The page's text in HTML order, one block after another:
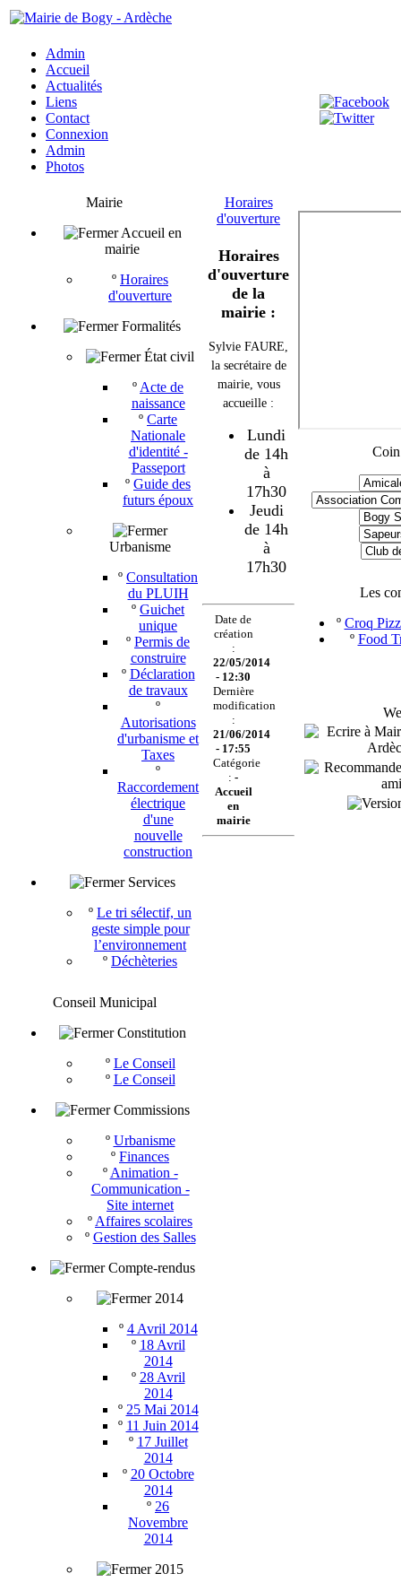
Admin
Accueil
Actualités
Liens
Contact
Connexion
Admin
Photos
Mairie
Accueil en
mairie
º Horaires
d'ouverture
Formalités
État civil
º Acte de
naissance
º Carte
Nationale
d'identité -
Passeport
º Guide des
futurs époux
Urbanisme
º Consultation
du PLUIH
º Guichet
unique
º Permis de
construire
º Déclaration
de travaux
º
Autorisations
d'urbanisme et
Taxes
º
Raccordement
électrique
d'une
nouvelle
construction
Services
º Le tri sélectif, un
geste simple pour
l’environnement
º Déchèteries
Conseil Municipal
Constitution
º Le Conseil
º Le Conseil
Commissions
º Urbanisme
º Finances
º Animation -
Communication -
Site internet
º Affaires scolaires
º Gestion des Salles
Compte-rendus
2014
º 4 Avril 2014
º 18 Avril
2014
º 28 Avril
2014
º 25 Mai 2014
º 11 Juin 2014
º 17 Juillet
2014
º 20 Octobre
2014
º 26
Novembre
2014
2015
Horaires
d'ouverture
Horaires
d'ouverture
de la
mairie :
Sylvie FAURE,
la secrétaire de
mairie, vous
accueille :
Lundi
de 14h
à
17h30
Jeudi
de 14h
à
17h30
Date de
création
:
22/05/2014
- 12:30
Dernière
modification
:
21/06/2014
- 17:55
Catégorie
:-
Accueil
en
mairie
Les
º Croq
º Food